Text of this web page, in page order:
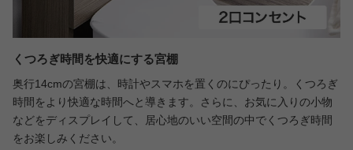
くつろぎ時間を快適にする宮棚
奥行14cmの宮棚は、時計やスマホを置くのにぴったり。くつろぎ
時間をより快適な時間へと導きます。さらに、お気に入りの小物
などをディスプレイして、居心地のいい空間の中でくつろぎ時間
をお楽しみください。